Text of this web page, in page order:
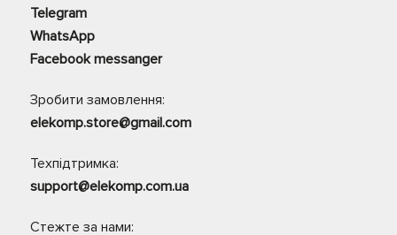
Telegram
WhatsApp
Facebook messanger
Зробити замовлення:
elekomp.store@gmail.com
Техпідтримка:
support@elekomp.com.ua
Стежте за нами: